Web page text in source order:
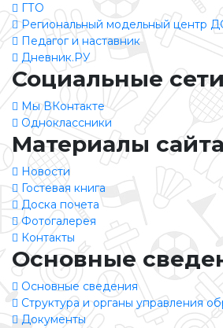
ГТО
Региональный модельный центр
Педагог и наставник
Дневник.РУ
Социальные сети
Мы ВКонтакте
Одноклассники
Материалы
Новости
Гостевая книга
Доска почета
Фотогалерея
Контакты
Основные
Основные сведения
Структура и органы управления
Документы